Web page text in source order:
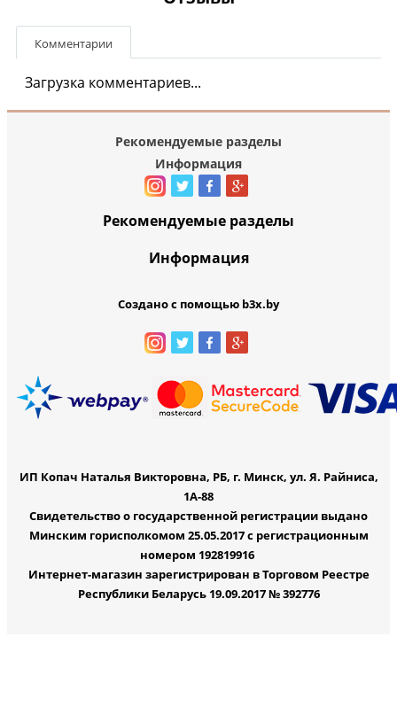
Комментарии
Загрузка комментариев...
Рекомендуемые разделы
Информация
Рекомендуемые разделы
Информация
Создано с помощью b3x.by
ИП Копач Наталья Викторовна, РБ, г. Минск, ул. Я. Райниса,
1А-88
Свидетельство о государственной регистрации выдано
Минским горисполкомом 25.05.2017 с регистрационным
номером 192819916
Интернет-магазин зарегистрирован в Торговом Реестре
Республики Беларусь 19.09.2017 № 392776